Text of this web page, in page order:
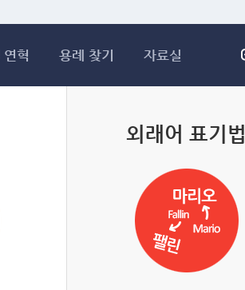
혁 용례 찾기 자료실
외래어 표기법